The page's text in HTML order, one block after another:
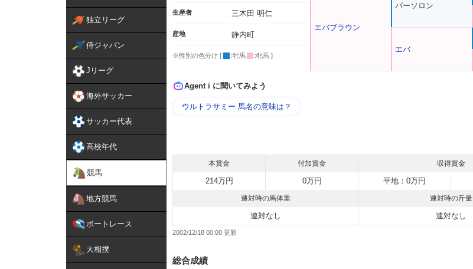
独立リーグ
侍ジャパン
Jリーグ
海外サッカー
サッカー代表
高校年代
競馬
地方競馬
ボートレース
大相撲
生産者 三木田 明仁
産地 静内町
※性別の色分け [ :牡馬 :牝馬 ]
エバブラウン
パーソロン
エバ
Agent i に聞いてみよう
ウルトラサミー 馬名の意味は？
本賞金 付加賞金 収得賞金
214万円 0万円 平地：0万円
連対時の馬体重 連対時の斤量
連対なし 連対なし
2002/12/18 00:00
総合成績